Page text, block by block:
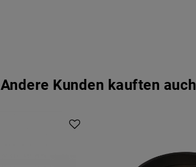
Andere Kunden kauften auch